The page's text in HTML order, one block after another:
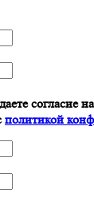
согласие
политикой